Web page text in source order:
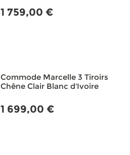
1 759,00 €
Commode Marcelle 3 Tiroirs
Chêne Clair Blanc d'Ivoire
1 699,00 €